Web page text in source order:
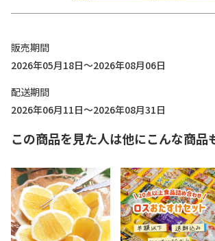
販売期間
2026年05月18日～2026年08月06日
配送期間
2026年06月11日～2026年08月31日
この商品を見た人は他にこんな商品